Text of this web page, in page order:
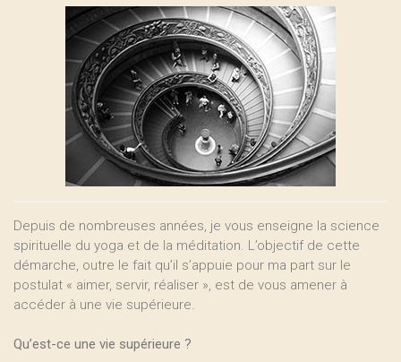
Depuis de nombreuses années, je vous enseigne la science
spirituelle du yoga et de la méditation. L’objectif de cette
démarche, outre le fait qu’il s’appuie pour ma part sur le
postulat « aimer, servir, réaliser », est de vous amener à
accéder à une vie supérieure.
Qu’est-ce une vie supérieure ?